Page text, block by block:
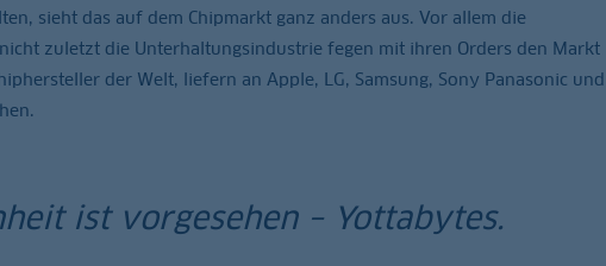
sieht das auf dem Chipmarkt ganz anders aus. Vor allem die
zuletzt die Unterhaltungsindustrie fegen mit ihren Orders den Markt
der Welt, liefern an Apple, LG, Samsung, Sony Panasonic und
ist vorgesehen – Yottabytes.